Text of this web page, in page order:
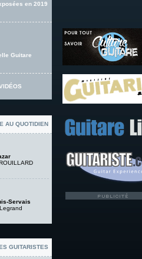
en 2019
Guitare
AU QUOTIDIEN
Servais
GUITARISTES